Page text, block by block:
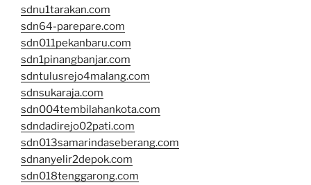
sdnu1tarakan.com
sdn64-parepare.com
sdn011pekanbaru.com
sdn1pinangbanjar.com
sdntulusrejo4malang.com
sdnsukaraja.com
sdn004tembilahankota.com
sdndadirejo02pati.com
sdn013samarindaseberang.com
sdnanyelir2depok.com
sdn018tenggarong.com